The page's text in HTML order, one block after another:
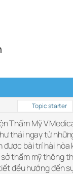
Topic starter
Thẩm Mỹ V
thái ngay từ
bài trí hài
thẩm mỹ thông
đều hướng đến